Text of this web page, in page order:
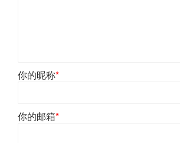
你的昵称*
你的邮箱*